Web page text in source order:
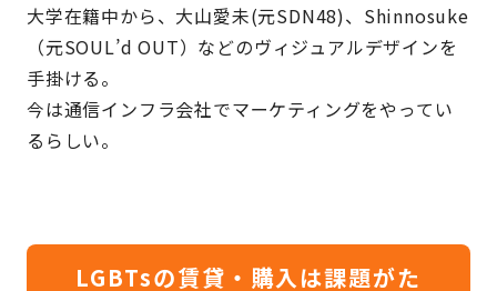
大学在籍中から、大山愛未(元SDN48)、Shinnosuke
（元SOUL’d OUT）などのヴィジュアルデザインを
手掛ける。
今は通信インフラ会社でマーケティングをやってい
るらしい。
LGBTsの賃貸・購入は課題がた